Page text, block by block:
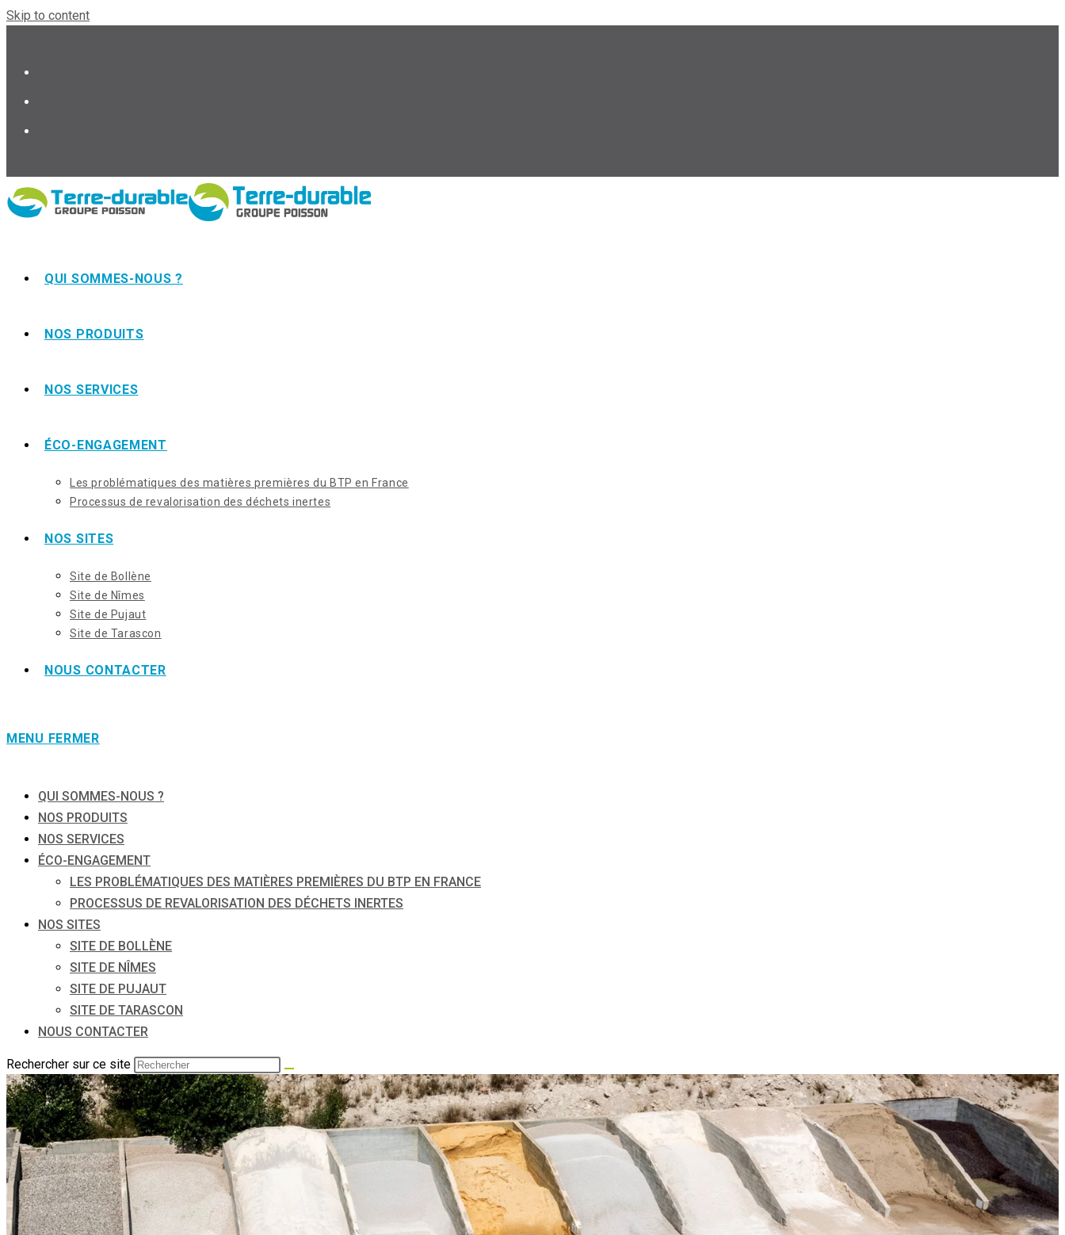
Skip to content
QUI SOMMES-NOUS ?
NOS PRODUITS
NOS SERVICES
ÉCO-ENGAGEMENT
Les problématiques des matières premières du BTP en France
Processus de revalorisation des déchets inertes
NOS SITES
Site de Bollène
Site de Nîmes
Site de Pujaut
Site de Tarascon
NOUS CONTACTER
MENU FERMER
QUI SOMMES-NOUS ?
NOS PRODUITS
NOS SERVICES
ÉCO-ENGAGEMENT
LES PROBLÉMATIQUES DES MATIÈRES PREMIÈRES DU BTP EN FRANCE
PROCESSUS DE REVALORISATION DES DÉCHETS INERTES
NOS SITES
SITE DE BOLLÈNE
SITE DE NÎMES
SITE DE PUJAUT
SITE DE TARASCON
NOUS CONTACTER
Rechercher sur ce site